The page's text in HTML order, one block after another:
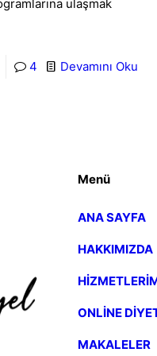
ulaşmak
4 Devamını Oku
Menü
ANA SAYFA
HAKKIMIZDA
ONLİNE
MAKALELER